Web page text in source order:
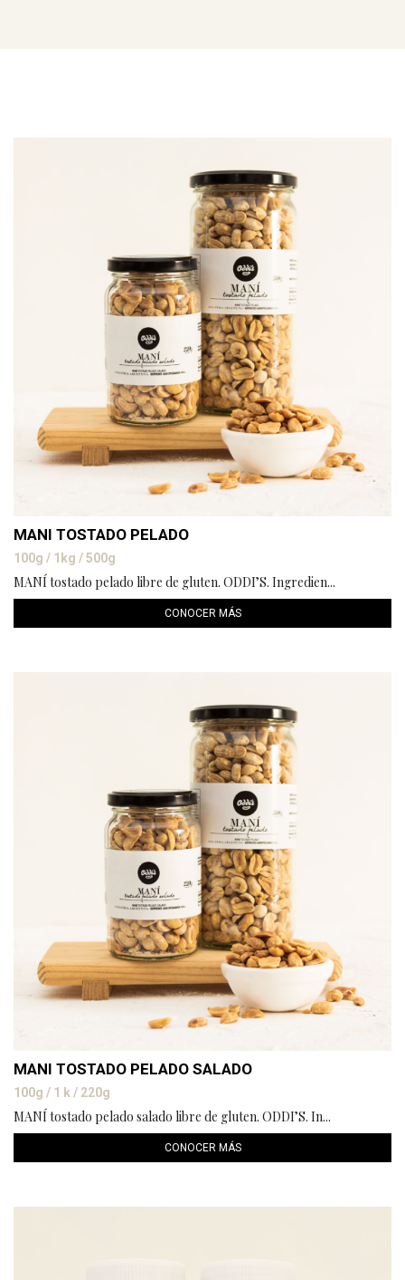
MANI TOSTADO PELADO
100g / 1kg / 500g
MANÍ tostado pelado libre de gluten. ODDI’S. Ingredien...
CONOCER MÁS
MANI TOSTADO PELADO SALADO
100g / 1 k / 220g
MANÍ tostado pelado salado libre de gluten. ODDI’S. In...
CONOCER MÁS